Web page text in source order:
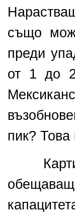
също
преди
от 1 до
пик?